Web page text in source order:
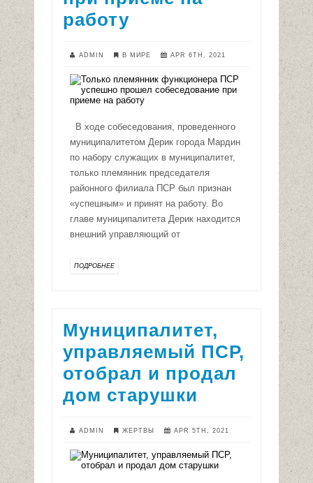
работу
ADMIN В МИРЕ APR 6TH, 2021
В ходе собеседования, проведенного
муниципалитетом Дерик города Мардин
по набору служащих в муниципалитет,
только племянник председателя
районного филиала ПСР был признан
«успешным» и принят на работу. Во
главе муниципалитета Дерик находится
внешний управляющий от
ПОДРОБНЕЕ
Муниципалитет,
управляемый ПСР,
отобрал и продал
дом старушки
ADMIN ЖЕРТВЫ APR 5TH, 2021